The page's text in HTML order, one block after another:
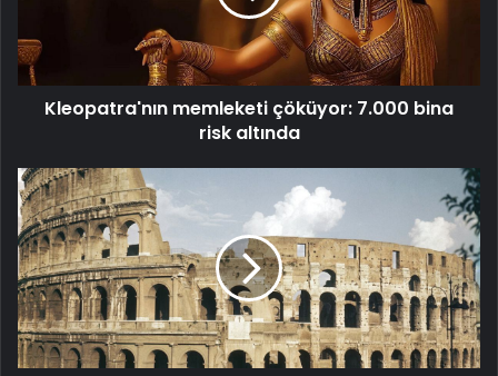
altında
Kleopatra'nın memleketi çöküyor: 7.000 bina
risk altında
Roma’daki
‘Göbeklitepe:
Kutsal
Bir
Yerin
Gizemi’
sergisi
5
milyon